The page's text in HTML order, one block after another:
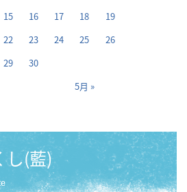
5月 »
15 16 17 18
19
22 23 24 25
26
29 30
し(藍)